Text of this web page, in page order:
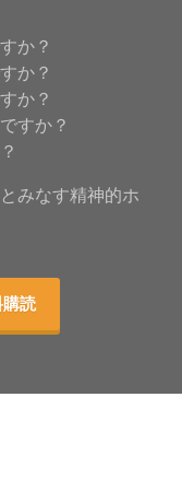
か？
か？
か？
すか？
みなす精神的ホ
購読